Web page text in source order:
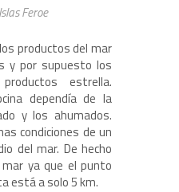
Feroe
productos del mar
y por supuesto los
estrella.
dependía de la
y los ahumados.
condiciones de un
del mar. De hecho
ya que el punto
está a solo 5 km.